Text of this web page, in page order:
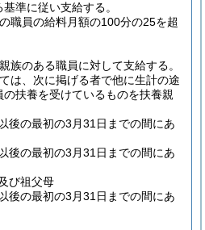
準に従い支給する。
職員の給料月額の100分の25を超
族のある職員に対して支給する。
は、次に掲げる者で他に生計の途
扶養を受けているものを扶養親
後の最初の3月31日までの間にあ
後の最初の3月31日までの間にあ
び祖父母
後の最初の3月31日までの間にあ